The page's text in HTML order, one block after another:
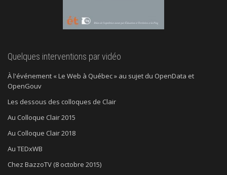
Quelques interventions par vidéo
À l'événement « Le Web à Québec » au sujet du OpenData et
OpenGouv
Les dessous des colloques de Clair
Au Colloque Clair 2015
Au Colloque Clair 2018
Au TEDxWB
Chez BazzoTV (8 octobre 2015)